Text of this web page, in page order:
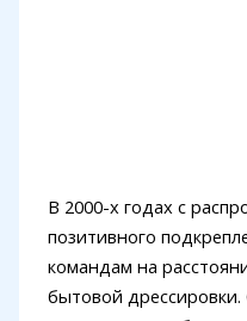
В 2000-х годах с
позитивного
командам на
бытовой дрессировки.